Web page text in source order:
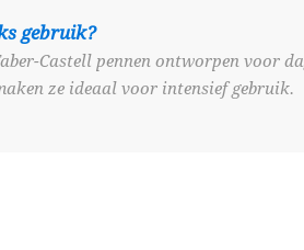
gebruik?
Castell pennen ontworpen voor
ze ideaal voor intensief gebruik.